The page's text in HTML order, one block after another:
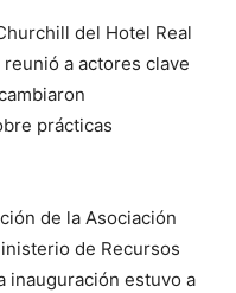
del Hotel Real
a actores clave
prácticas
de la Asociación
de Recursos
inauguración estuvo a